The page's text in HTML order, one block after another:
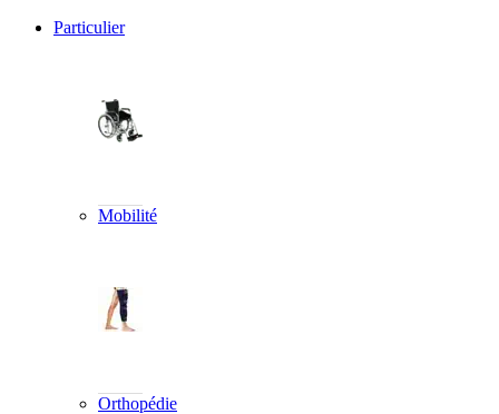
Particulier
Mobilité
Orthopédie